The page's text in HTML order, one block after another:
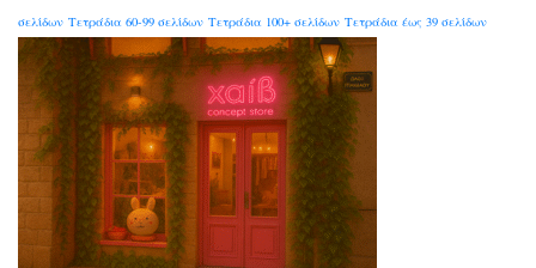
σελίδων Τετράδια 60-99 σελίδων Τετράδια 100+ σελίδων Τετράδια έως 39 σελίδων